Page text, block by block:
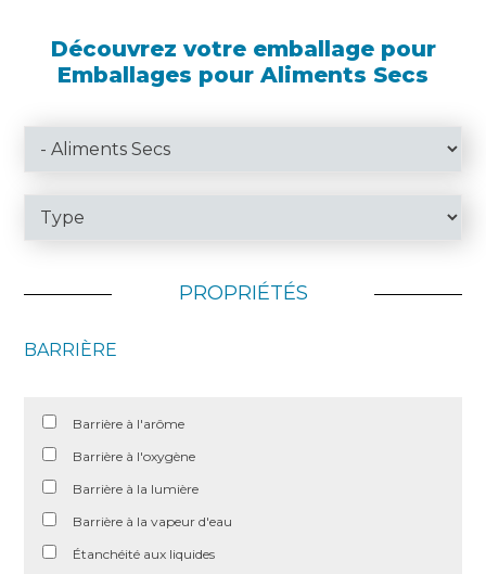
Découvrez votre emballage pour
Emballages pour Aliments Secs
PROPRIÉTÉS
BARRIÈRE
Barrière à l'arôme
Barrière à l'oxygène
Barrière à la lumière
Barrière à la vapeur d'eau
Étanchéité aux liquides